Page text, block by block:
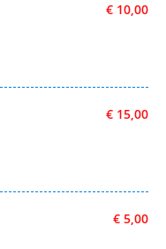
€ 10,00
€ 15,00
€ 5,00